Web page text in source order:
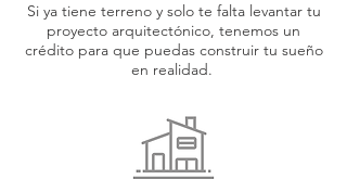
Si ya tiene terreno y solo te falta levantar tu
proyecto arquitectónico, tenemos un
crédito para que puedas construir tu sueño
en realidad.